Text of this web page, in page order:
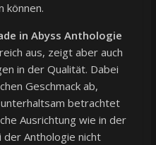
können.
in Abyss Anthologie
aus, zeigt aber auch
in der Qualität. Dabei
Geschmack ab,
betrachtet
Ausrichtung wie in der
Anthologie nicht